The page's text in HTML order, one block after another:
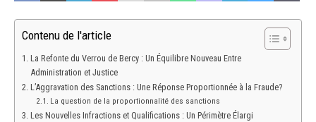
Contenu de l'article
La Refonte du Verrou de Bercy : Un Équilibre Nouveau Entre
Administration et Justice
L’Aggravation des Sanctions : Une Réponse Proportionnée à la Fraude?
La question de la proportionnalité des sanctions
Les Nouvelles Infractions et Qualifications : Un Périmètre Élargi